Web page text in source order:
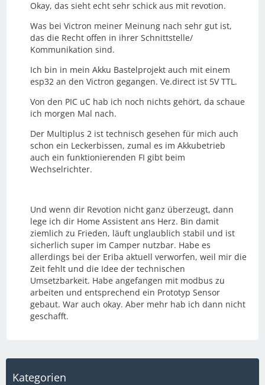
Okay, das sieht echt sehr schick aus mit revotion.
Was bei Victron meiner Meinung nach sehr gut ist,
das die Recht offen in ihrer Schnittstelle/
Kommunikation sind.
Ich bin in mein Akku Bastelprojekt auch mit einem
esp32 an den Victron gegangen. Ve.direct ist 5V TTL.
Von den PIC uC hab ich noch nichts gehört, da schaue
ich morgen Mal nach.
Der Multiplus 2 ist technisch gesehen für mich auch
schon ein Leckerbissen, zumal es im Akkubetrieb
auch ein funktionierenden FI gibt beim
Wechselrichter.
Und wenn dir Revotion nicht ganz überzeugt, dann
lege ich dir Home Assistent ans Herz. Bin damit
ziemlich zu Frieden, läuft unglaublich stabil und ist
sicherlich super im Camper nutzbar. Habe es
allerdings bei der Eriba aktuell verworfen, weil mir die
Zeit fehlt und die Idee der technischen
Umsetzbarkeit. Habe angefangen mit modbus zu
arbeiten und entsprechend ein Prototyp Sensor
gebaut. War auch okay. Aber mehr hab ich dann nicht
geschafft.
Kategorien